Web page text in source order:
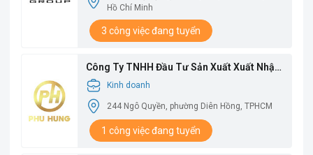
Hồ Chí Minh
3 công việc đang tuyển
Công Ty TNHH Đầu Tư Sản Xuất Xuất Nhập
Khẩu Phú Hưng
Kinh doanh
244 Ngô Quyền, phường Diên Hồng, TPHCM
1 công việc đang tuyển